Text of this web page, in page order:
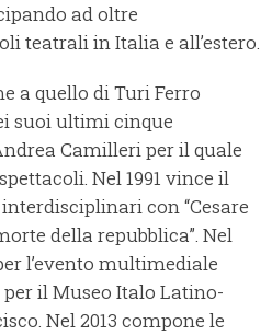
ad oltre
teatrali in Italia e all’estero.
a quello di Turi Ferro
suoi ultimi cinque
Camilleri per il quale
Nel 1991 vince il
con “Cesare
della repubblica”. Nel
l’evento multimediale
il Museo Italo Latino-
Nel 2013 compone le